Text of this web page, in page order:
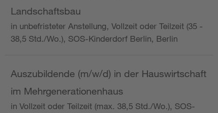
Landschaftsbau
in unbefristeter Anstellung, Vollzeit oder Teilzeit (35 -
38,5 Std./Wo.), SOS-Kinderdorf Berlin, Berlin
Auszubildende (m/w/d) in der Hauswirtschaft
im Mehrgenerationenhaus
in Vollzeit oder Teilzeit (max. 38,5 Std./Wo.), SOS-